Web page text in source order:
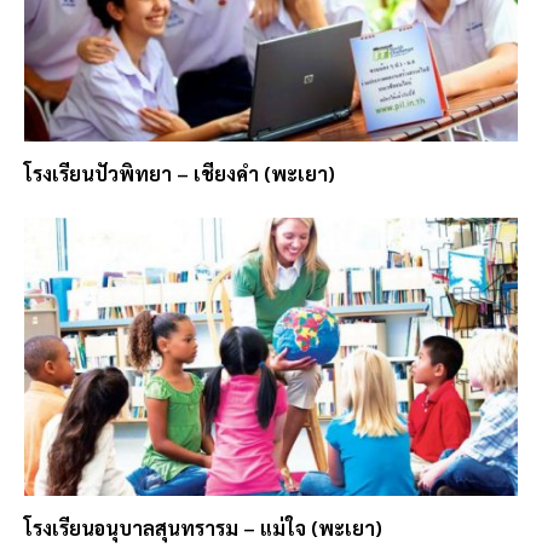
โรงเรียนปัวพิทยา – เชียงคำ (พะเยา)
โรงเรียนอนุบาลสุนทรารม – แม่ใจ (พะเยา)